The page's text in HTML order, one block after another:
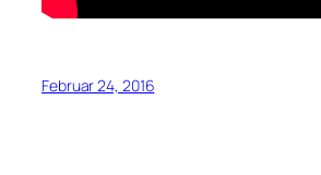
Februar 24, 2016